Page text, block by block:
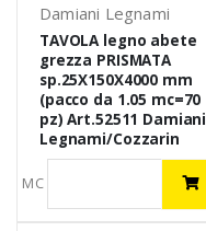
Damiani Legnami
TAVOLA legno abete
grezza PRISMATA
sp.25X150X4000 mm
(pacco da 1.05 mc=70
pz) Art.52511 Damiani
Legnami/Cozzarin
MC